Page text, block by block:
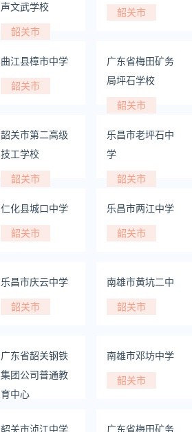
声文武学校
韶关市
韶关市
曲江县樟市中学
韶关市
广东省梅田矿务
局坪石学校
韶关市
韶关市第二高级
技工学校
韶关市
乐昌市老坪石中
学
韶关市
仁化县城口中学
韶关市
乐昌市两江中学
韶关市
乐昌市庆云中学
韶关市
南雄市黄坑二中
韶关市
广东省韶关钢铁
集团公司普通教
育中心
南雄市邓坊中学
韶关市
韶关市浈江中学
广东省梅田矿务